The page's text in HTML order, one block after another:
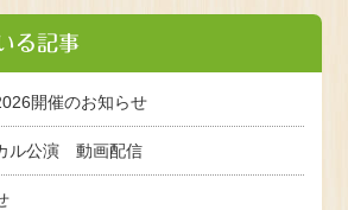
る記事
開催のお知らせ
ル公演 動画配信